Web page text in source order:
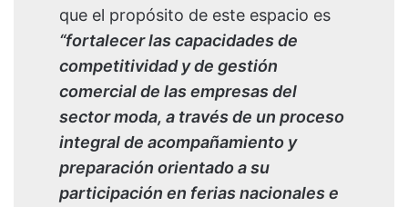
que el propósito de este espacio es
“fortalecer las capacidades de
competitividad y de gestión
comercial de las empresas del
sector moda, a través de un proceso
integral de acompañamiento y
preparación orientado a su
participación en ferias nacionales e